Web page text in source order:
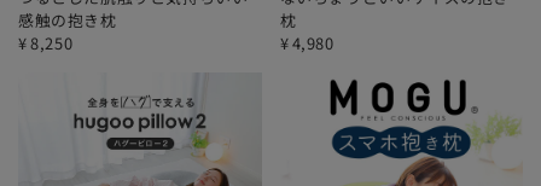
感触の抱き枕
¥8,250
枕
¥4,980